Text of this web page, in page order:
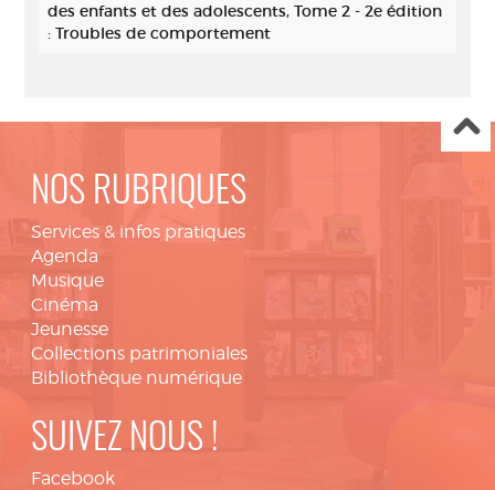
des enfants et des adolescents, Tome 2 - 2e édition
: Troubles de comportement
NOS RUBRIQUES
Services & infos pratiques
Agenda
Musique
Cinéma
Jeunesse
Collections patrimoniales
Bibliothèque numérique
SUIVEZ NOUS !
Facebook